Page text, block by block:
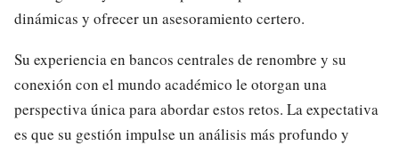
dinámicas y ofrecer un asesoramiento certero.
Su experiencia en bancos centrales de renombre y su
conexión con el mundo académico le otorgan una
perspectiva única para abordar estos retos. La expectativa
es que su gestión impulse un análisis más profundo y